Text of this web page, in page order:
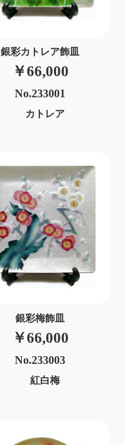
銀彩カトレア飾皿
￥66,000
No.233001
カトレア
銀彩梅飾皿
￥66,000
No.233003
紅白梅